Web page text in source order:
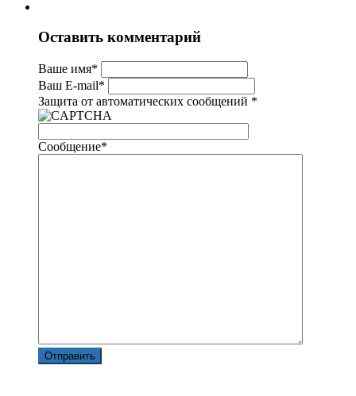
Оставить комментарий
Ваше имя*
Ваш E-mail*
Защита от автоматических сообщений *
Сообщение*